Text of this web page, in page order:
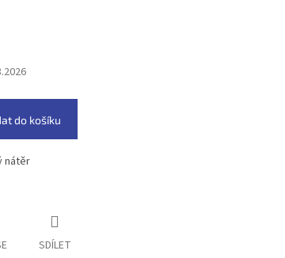
do košíku
nátěr
SDÍLET